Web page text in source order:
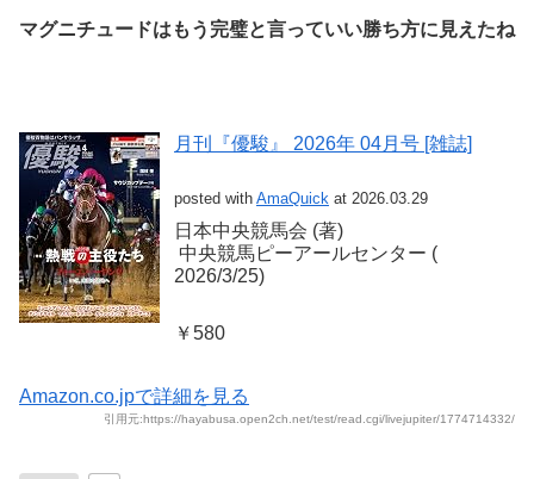
マグニチュードはもう完璧と言っていい勝ち方に見えたね
月刊『優駿』 2026年 04月号 [雑誌]
posted with AmaQuick at 2026.03.29
日本中央競馬会 (著)
‎ 中央競馬ピーアールセンター (‎
2026/3/25)
￥580
Amazon.co.jpで詳細を見る
引用元:https://hayabusa.open2ch.net/test/read.cgi/livejupiter/1774714332/